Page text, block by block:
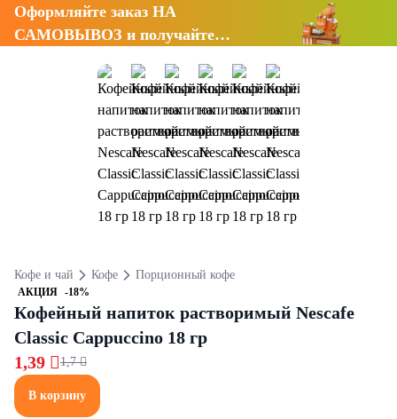
Оформляйте заказ НА
САМОВЫВОЗ и получайте
Кофе и чай Кофе Порционный кофе
АКЦИЯ -18%
Кофейный напиток растворимый Nescafe
Classic Cappuccino 18 гр
1,39 1,7 
В корзину